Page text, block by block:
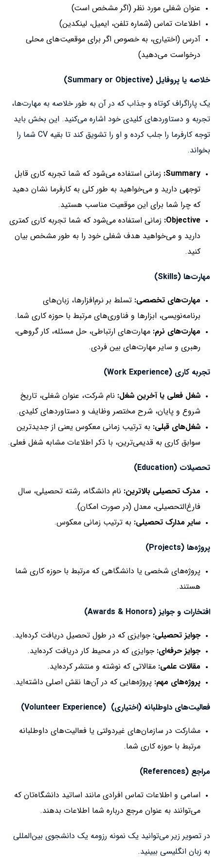
عنوان شغلی مورد نظر (اگر مشخص است)
اطلاعات تماس (شماره تلفن، ایمیل، لینکدین)
آدرس (اختیاری، به خصوص اگر برای موقعیت‌های محلی
درخواست می‌دهید)
خلاصه یا پروفایل (Summary or Objective)
یک پاراگراف کوتاه و جذاب که در آن به طور خلاصه به مهارت‌ها،
تجربه و دستاوردهای کلیدی خود اشاره می‌کنید. این بخش باید
توجه کارفرما را جلب کرده و او را تشویق کند تا بقیه CV شما را
بخواند.
Summary: زمانی استفاده می‌شود که شما تجربه کاری قابل
توجهی دارید و می‌خواهید به طور کلی به کارفرما نشان دهید
که چرا شما برای این موقعیت مناسب هستید.
Objective: زمانی استفاده می‌شود که شما تجربه کاری کمتری
دارید و می‌خواهید هدف شغلی خود را به طور مشخص بیان
کنید.
مهارت‌ها (Skills)
مهارت‌های تخصصی: تسلط بر نرم‌افزارها، زبان‌های
برنامه‌نویسی، ابزارها و فناوری‌های مرتبط با حوزه کاری شما.
مهارت‌های نرم: مهارت‌های ارتباطی، حل مسئله، کار گروهی،
رهبری و سایر مهارت‌های بین فردی.
تجربه کاری (Work Experience)
شغل فعلی یا آخرین شغل: نام شرکت، عنوان شغلی، تاریخ
شروع و پایان، شرح مختصر وظایف و دستاوردهای کلیدی.
شغل‌های قبلی: به ترتیب زمانی معکوس یعنی از جدیدترین
سوابق کاری به قدیمی‌ترین، با ذکر اطلاعات مشابه شغل فعلی.
تحصیلات (Education)
مدرک تحصیلی بالاترین: نام دانشگاه، رشته تحصیلی، سال
فارغ‌التحصیلی، معدل (در صورت امکان).
سایر مدارک تحصیلی: به ترتیب زمانی معکوس.
پروژه‌ها (Projects)
پروژه‌های شخصی یا دانشگاهی که مرتبط با حوزه کاری شما
هستند.
افتخارات و جوایز (Awards & Honors)
جوایز تحصیلی: جوایزی که در طول تحصیل دریافت کرده‌اید.
جوایز حرفه‌ای: جوایزی که در محیط کار دریافت کرده‌اید.
مقالات علمی: مقالاتی که نوشته و منتشر کرده‌اید.
پروژه‌های مهم: پروژه‌هایی که در آن‌ها نقش اصلی داشته‌اید.
فعالیت‌های داوطلبانه (اختیاری) (Volunteer Experience)
مشارکت در سازمان‌های غیردولتی یا فعالیت‌های داوطلبانه
مرتبط با حوزه کاری شما.
مراجع (References)
اسامی و اطلاعات تماس افرادی مانند اساتید دانشگاه‌تان که
می‌توانند به عنوان مرجع درباره شما اطلاعات بدهند.
در تصویر زیر می‌توانید یک نمونه رزومه یک دانشجوی بین‌المللی
به زبان انگلیسی ببینید.